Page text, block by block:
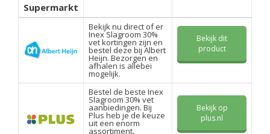
Supermarkt
Bekijk nu direct of er
Inex Slagroom 30%
vet kortingen zijn en
bestel deze bij Albert
Heijn. Bezorgen en
afhalen is allebei
mogelijk.
Bekijk dit
product
Bestel de beste Inex
Slagroom 30% vet
aanbiedingen. Bij
Plus heb je de keuze
uit een enorm
assortiment.
Bekijk op
plus.nl